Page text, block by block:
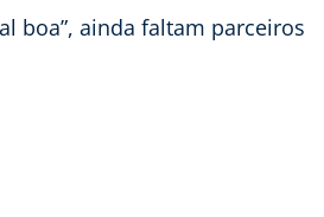
boa”, ainda faltam parceiros